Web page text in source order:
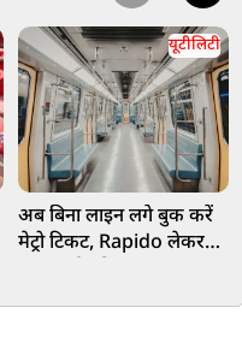
यूटीलिटी
अब बिना लाइन लगे बुक करें
मेट्रो टिकट, Rapido लेकर